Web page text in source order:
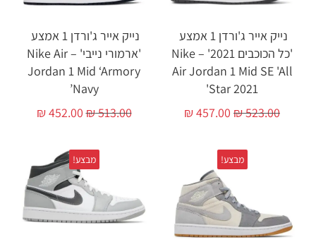
נייק אייר ג'ורדן 1 אמצע
'כל הכוכבים 2021' – Nike
Air Jordan 1 Mid SE 'All
Star 2021'
₪523.00
₪457.00
נייק אייר ג'ורדן 1 אמצע
'ארמורי נייבי' – Nike Air
Jordan 1 Mid ‘Armory
Navy’
₪513.00
₪452.00
מבצע! מבצע!